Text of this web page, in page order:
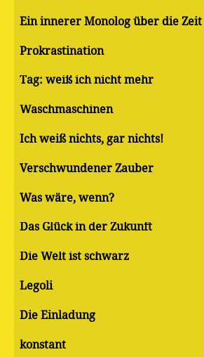
Ein innerer Monolog über die Zeit
Pro­kras­ti­na­ti­on
Tag: weiß ich nicht mehr
Waschmaschinen
Ich weiß nichts, gar nichts!
Verschwundener Zauber
Was wäre, wenn?
Das Glück in der Zukunft
Die Welt ist schwarz
Legoli
Die Einladung
konstant